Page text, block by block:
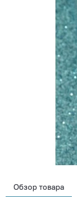
Обзор товара